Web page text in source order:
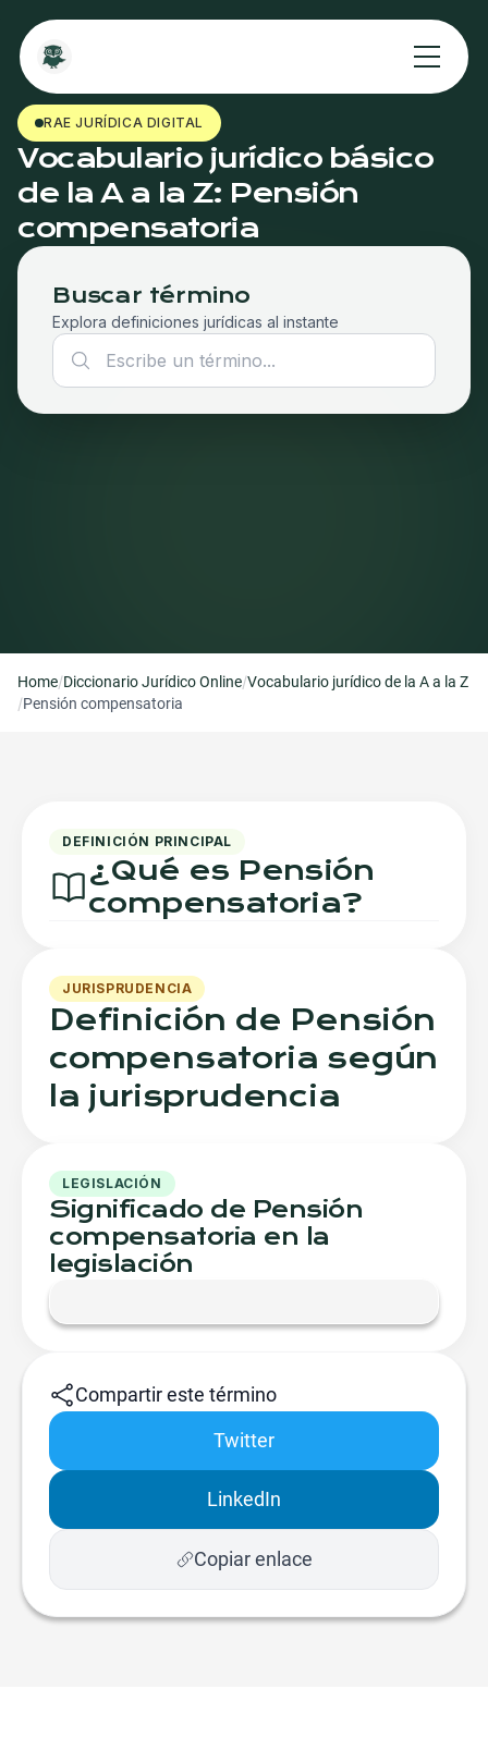
RAE JURÍDICA DIGITAL
Vocabulario jurídico básico
de la A a la Z: Pensión
compensatoria
Buscar término
Explora definiciones jurídicas al instante
Home/Diccionario Jurídico Online/Vocabulario jurídico de la A a la Z
/Pensión compensatoria
DEFINICIÓN PRINCIPAL
¿Qué es Pensión
compensatoria?
JURISPRUDENCIA
Definición de Pensión
compensatoria según
la jurisprudencia
LEGISLACIÓN
Significado de Pensión
compensatoria en la
legislación
Compartir este término
Twitter
LinkedIn
Copiar enlace